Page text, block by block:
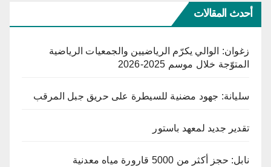
أحدث المقالات
زغوان: الوالي يكرّم الرياضيين والجمعيات الرياضية
المتوّجة خلال موسم 2025-2026
سليانة: جهود مضنية للسيطرة على حريق جبل المرقب
تقدير جديد لمعهد باستور
نابل: حجز أكثر من 5000 قارورة مياه معدنية